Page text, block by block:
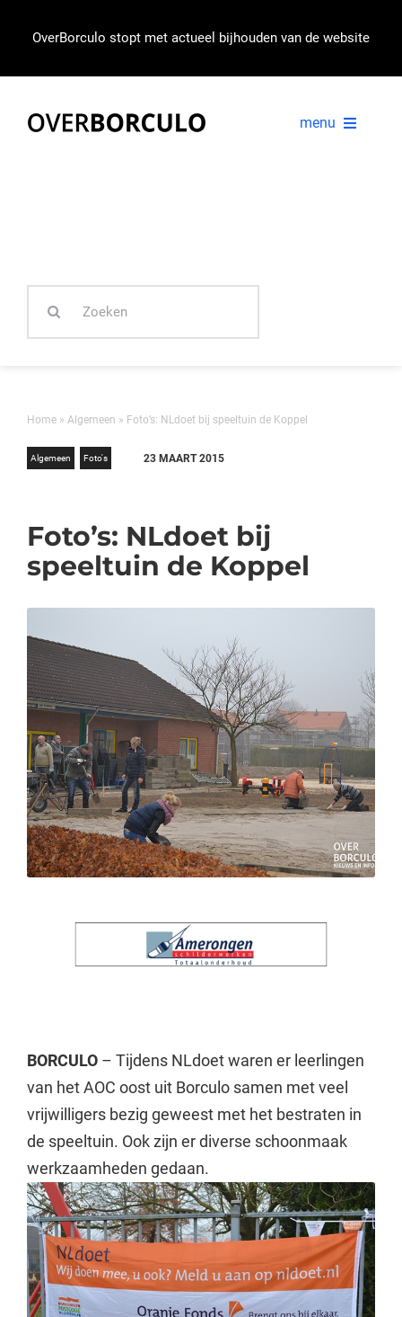
OverBorculo stopt met actueel bijhouden van de website
menu
IN BEELD
naar:
Home» Algemeen » Foto’s: NLdoet bij speeltuin de Koppel
Algemeen Foto's 23 MAART 2015
Foto’s: NLdoet bij
speeltuin de Koppel
BORCULO– Tijdens NLdoet waren er leerlingen
van het AOC oost uit Borculo samen met veel
vrijwilligers bezig geweest met het bestraten in
de speeltuin. Ook zijn er diverse schoonmaak
werkzaamheden gedaan.